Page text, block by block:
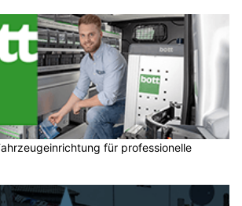
für professionelle